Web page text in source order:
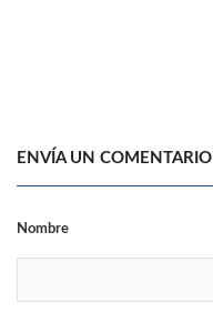
ENVÍA UN COMENTARIO
Nombre